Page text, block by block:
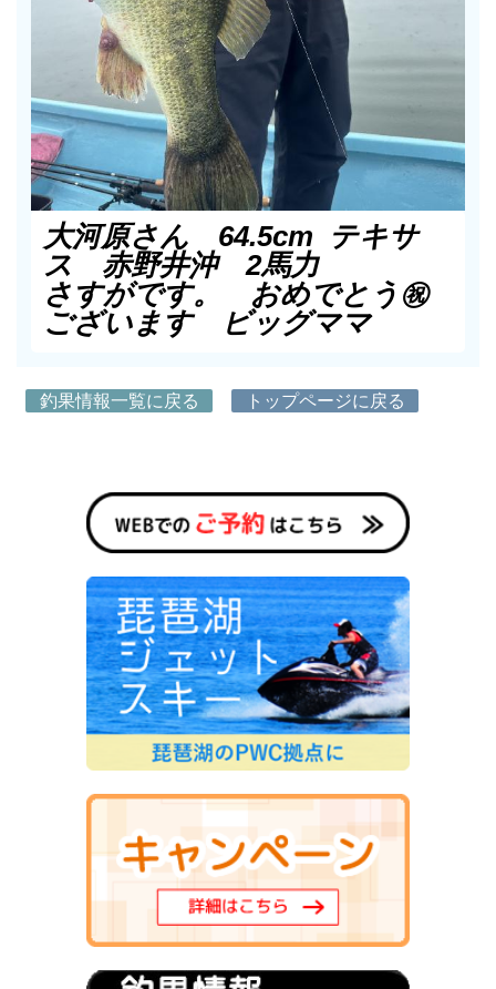
大河原さん 64.5cm テキサ
ス 赤野井沖 2馬力
さすがです。 おめでとう㊗️
ございます ビッグママ
釣果情報一覧に戻る トップページに戻る